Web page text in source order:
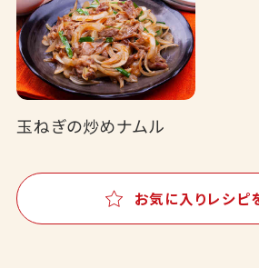
玉ねぎの炒めナムル
お気に入りレシピ